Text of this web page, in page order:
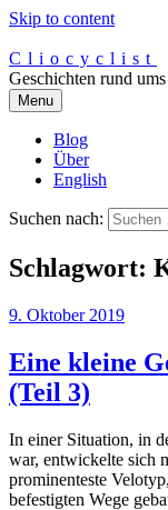
Skip to content
Cliocyclist
Geschichten rund
Menu
Blog
Über
English
Suchen nach:
Schlagwort:
9. Oktober 2019
Eine kleine
(Teil 3)
In einer Situation, in
war, entwickelte sich
prominenteste
befestigten Wege